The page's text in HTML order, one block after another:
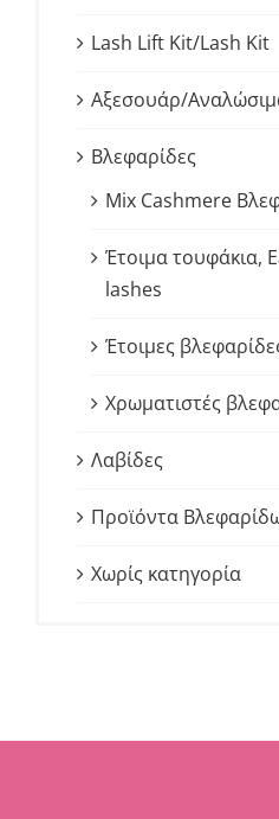
Lash Lift Kit/Lash Kit
Αξεσουάρ/
Βλεφαρίδες
Mix Cashmere
Έτοιμα τουφάκια,
lashes
Έτοιμες
Χρωματιστές
Λαβίδες
Προϊόντα
Χωρίς κατηγορία